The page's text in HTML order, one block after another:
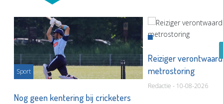
Sport
Nog geen kentering bij cricketers
Reiziger
metrostoring
Redactie - 10-08-2026